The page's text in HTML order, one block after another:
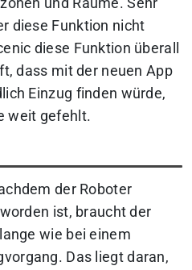
und Räume. Sehr
diese Funktion nicht
diese Funktion überall
dass mit der neuen App
Einzug finden würde,
weit gefehlt.
der Roboter
ist, braucht der
wie bei einem
Das liegt daran,